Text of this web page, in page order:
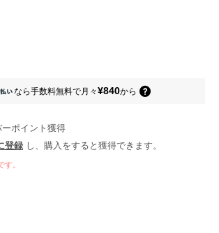
なら手数料無料で月々¥840から
ポイント 獲得
登録 し、購入をすると獲得できます。
す。